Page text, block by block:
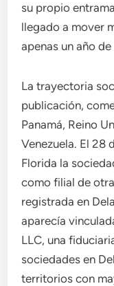
su propio
llegado a mover
apenas un año
La trayectoria
publicación,
Panamá, Reino
Venezuela. El 28
Florida la
como filial de
registrada en
aparecía
LLC, una
sociedades en
territorios con